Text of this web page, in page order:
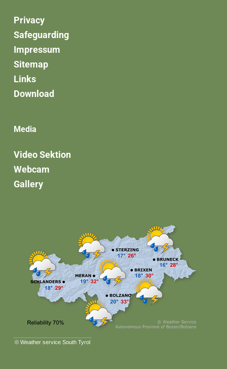
Privacy
Safeguarding
Impressum
Sitemap
Links
Download
Media
Video Sektion
Webcam
Gallery
© Weather service South Tyrol